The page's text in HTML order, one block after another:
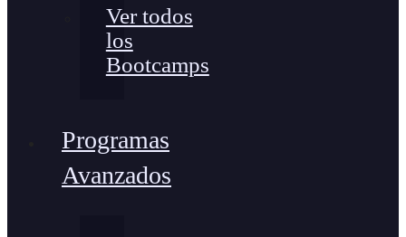
Ver todos
los
Bootcamps
Programas
Avanzados